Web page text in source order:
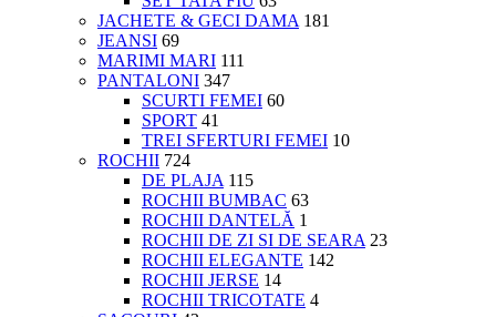
JACHETE & GECI DAMA 181
JEANSI 69
MARIMI MARI 111
PANTALONI 347
SCURTI FEMEI 60
SPORT 41
TREI SFERTURI FEMEI 10
ROCHII 724
DE PLAJA 115
ROCHII BUMBAC 63
ROCHII DANTELĂ 1
ROCHII DE ZI SI DE SEARA 23
ROCHII ELEGANTE 142
ROCHII JERSE 14
ROCHII TRICOTATE 4